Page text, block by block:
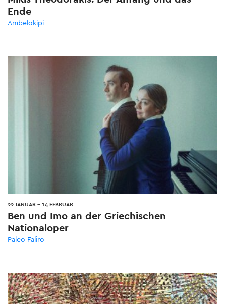
Ende
Ambelokipi
22 JANUAR - 14 FEBRUAR
Ben und Imo an der Griechischen
Nationaloper
Paleo Faliro